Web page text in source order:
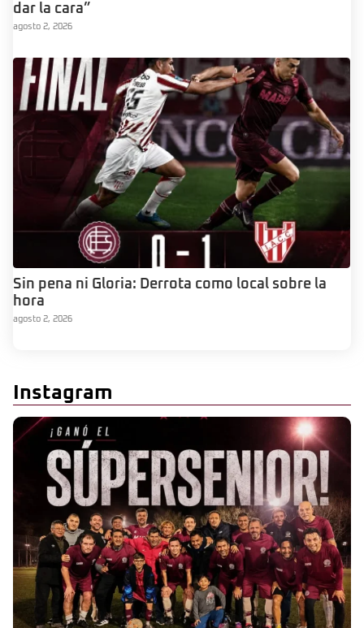
dar la cara”
agosto 2, 2026
Sin pena ni Gloria: Derrota como local sobre la
hora
agosto 2, 2026
Instagram